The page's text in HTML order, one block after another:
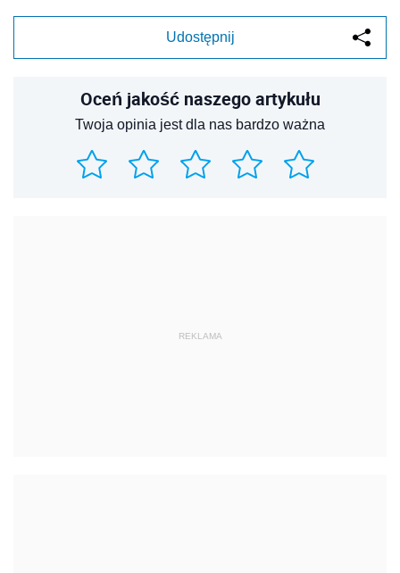
Udostępnij
Oceń jakość naszego artykułu
Twoja opinia jest dla nas bardzo ważna
REKLAMA